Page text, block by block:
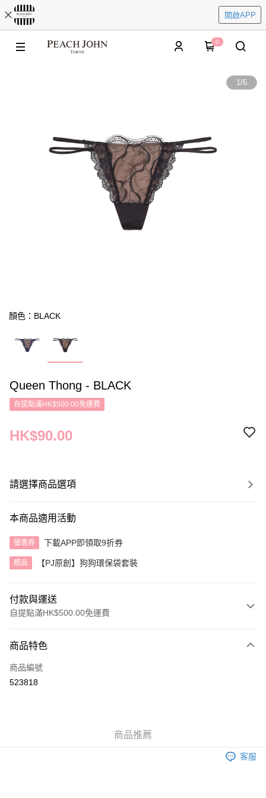
開啟APP
0
1/6
顏色：BLACK
Queen Thong - BLACK
自提點滿HK$500.00免運費
HK$90.00
請選擇商品選項
本商品適用活動
優惠券 下載APP即領取9折券
贈品 【PJ原創】狗狗環保袋套裝
付款與運送
自提點滿HK$500.00免運費
信用卡
AlipayHK
每筆HK$40.00，滿HK$500.00或以上免運費
商品特色
商品編號
523818
商品推薦
客服